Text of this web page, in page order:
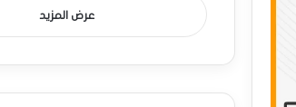
عرض المزيد